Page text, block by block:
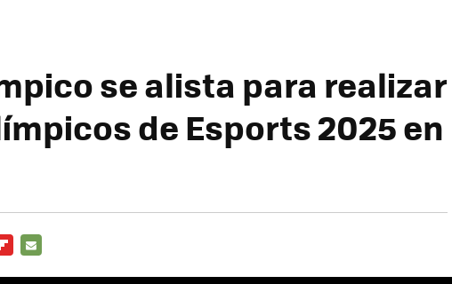
se alista para realizar
de Esports 2025 en